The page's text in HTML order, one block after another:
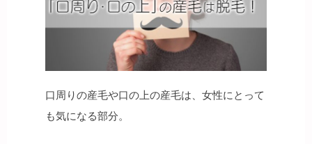
口周りの産毛や口の上の産毛は、女性にとって
も気になる部分。